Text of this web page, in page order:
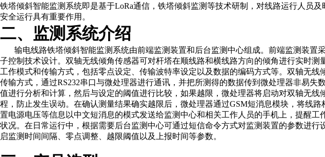
铁塔倾斜智能监测系统即是基于LoRa通信，铁塔倾斜监测等技术研制，对线路运行人员
安全运行具有重要作用。
二、监测系统介绍
输电线路铁塔倾斜智能监测系统由前端监测装置和后台监测中心组成。前端监测装置
子控制技术设计。双轴无线倾角传感器可对杆塔在顺线路和横线路方向的倾角进行实时测
工作模式和传输方式，包括零点设定、传输波特率设定以及数据的编码方式等。双轴无线
传输方式，通过RS232串口与微处理器进行通讯，并把所测得的数据传到微处理器非易失
值进行分析和计算，然后与设定的阈值进行比较，如果越限，微处理器将启动对双轴无线
程，防止发生误动。在确认测量结果确实越限后，微处理器通过GSM短消息模块，将线路
置电源电压等信息以中文短消息的模式发送给监测中心和相关工作人员的手机上，提醒工
状况。在日常运行中，根据需要后台监测中心可通过短信命令方式对监测装置的参数进行
启监测时间间隔、零点调整、越限阈值以及上报时间等参数。